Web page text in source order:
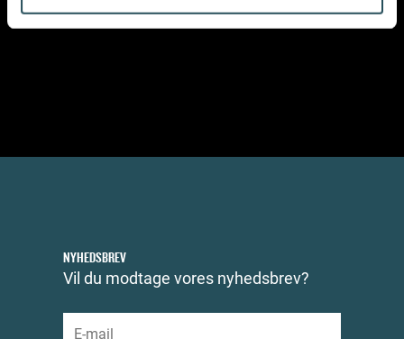
NYHEDSBREV
Vil du modtage vores nyhedsbrev?